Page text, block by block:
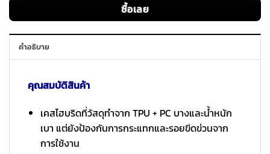
ซื้อเลย
คำอธิบาย
คุณสมบัติสินค้า
เคสไฮบริดที่วัสดุทำจาก TPU + PC บางและน้ำหนัก
เบา แต่ยังป้องกันการกระแทกและรอยขีดข่วนจาก
การใช้งาน